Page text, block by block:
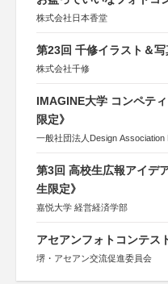
株式会社日本香堂
第23回 千修イラスト＆写
株式会社千修
IMAGINE大学 コンペテ
限定》
一般社団法人Design Association
第3回 高校生広報アイデ
生限定》
嘉悦大学 経営経済学部
アセアンフォトコンテス
堺・アセアン交流促進委員会